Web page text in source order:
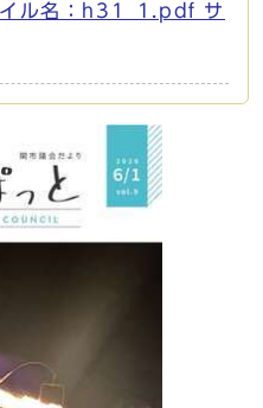
ル名：h31_1.pdf サ